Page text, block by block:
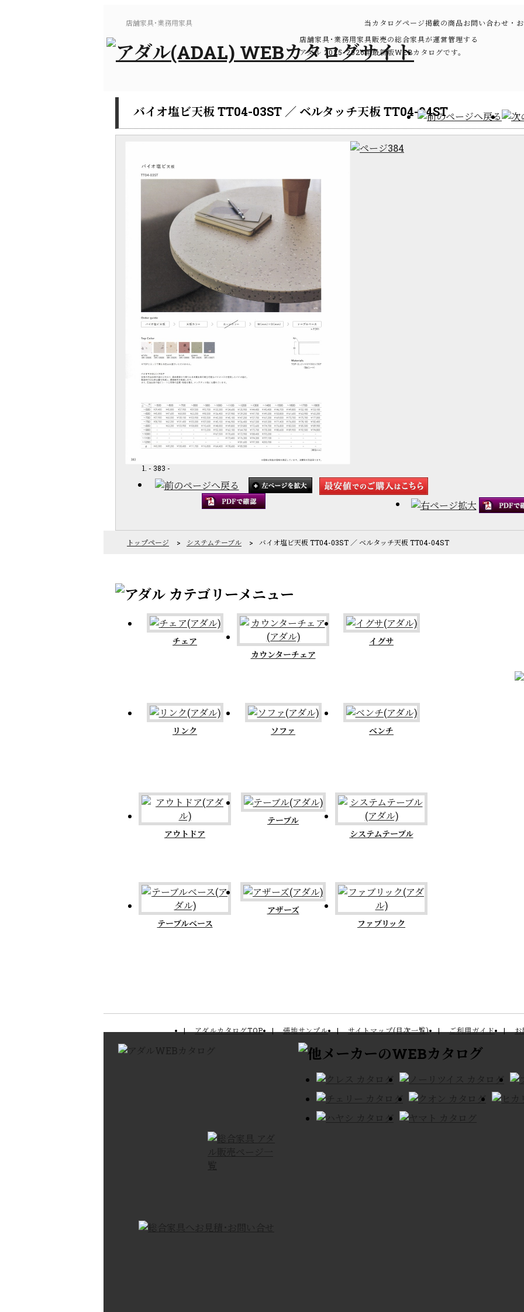
店舗家具･業務用家具
店舗家具･業務用家具販売の総合家具が運営管理する
アダル 2025-2026年最新版WEBカタログです。
当カタログページ掲載の商品お問い合わせ・
バイオ塩ビ天板 TT04-03ST ／ ベルタッチ天板 TT04-04ST
- 383 -
トップページ > システムテーブル > バイオ塩ビ天板 TT04-03ST ／ ベルタッチ天板 TT04-04ST
チェア
カウンターチェア
イグサ
リンク ソファ ベンチ
アウトドア
テーブル
システムテーブル
テーブルベース
アザーズ
ファブリック
アダルカタログTOP 張地サンプル サイトマップ(目次一覧) ご利用ガイド お